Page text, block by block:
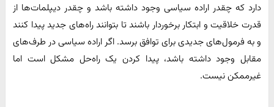
دارد که چقدر اراده سیاسی وجود داشته باشد و چقدر دیپلمات‌ها از
قدرت خلاقیت و ابتکار برخوردار باشند تا بتوانند راه‌های جدید پیدا کنند
و به فرمول‌های جدیدی برای توافق برسد. اگر اراده سیاسی در طرف‌های
مقابل وجود داشته باشد، پیدا کردن یک راه‌حل مشکل است اما
غیرممکن نیست.